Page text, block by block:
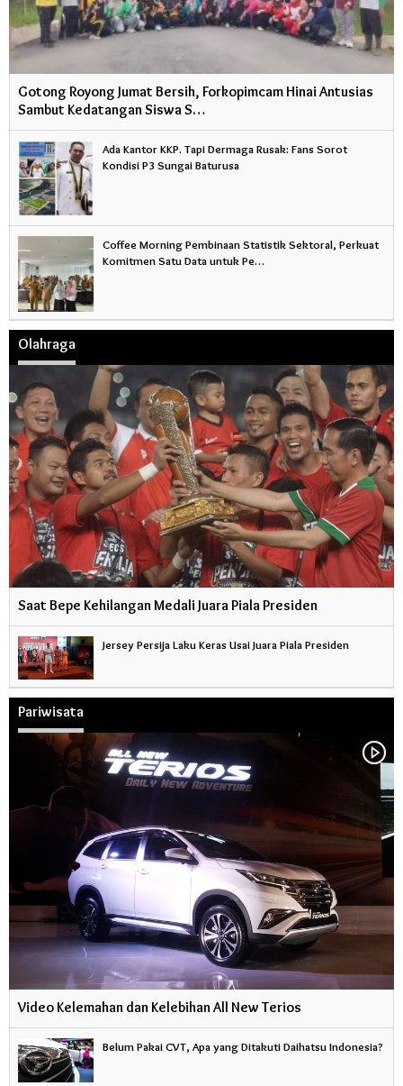
Gotong Royong Jumat Bersih, Forkopimcam Hinai Antusias
Sambut Kedatangan Siswa S…
Ada Kantor KKP. Tapi Dermaga Rusak: Fans Sorot
Kondisi P3 Sungai Baturusa
Coffee Morning Pembinaan Statistik Sektoral, Perkuat
Komitmen Satu Data untuk Pe…
Olahraga
Saat Bepe Kehilangan Medali Juara Piala Presiden
Jersey Persija Laku Keras Usai Juara Piala Presiden
Pariwisata
Video Kelemahan dan Kelebihan All New Terios
Belum Pakai CVT, Apa yang Ditakuti Daihatsu Indonesia?